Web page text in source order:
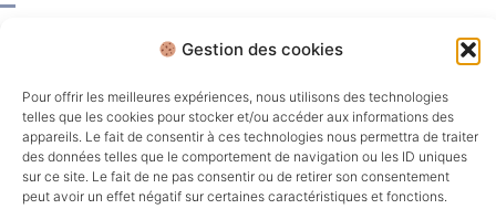
Gestion des cookies
Pour offrir les meilleures expériences, nous utilisons des technologies
telles que les cookies pour stocker et/ou accéder aux informations des
appareils. Le fait de consentir à ces technologies nous permettra de traiter
des données telles que le comportement de navigation ou les ID uniques
sur ce site. Le fait de ne pas consentir ou de retirer son consentement
peut avoir un effet négatif sur certaines caractéristiques et fonctions.